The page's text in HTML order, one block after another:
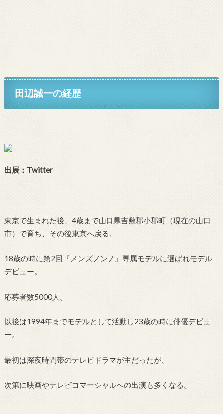
田辺誠一の経歴
出展：Twitter
東京で生まれた後、4歳まで山口県吉敷郡小郡町（現在の山口
市）で育ち、その後東京へ戻る。
18歳の時に第2回『メンズノンノ』専属モデルに選ばれモデル
デビュー。
応募者数5000人。
以後は1994年までモデルとして活動し23歳の時に俳優デビュ
ー。
最初は深夜時間帯のテレビドラマが主だったが、
次第に映画やテレビコマーシャルへの出演も多くなる。